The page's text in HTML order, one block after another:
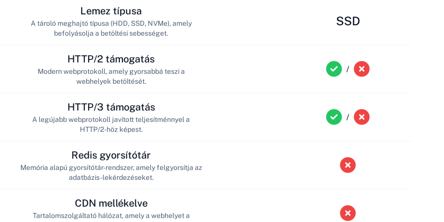
Lemez típusa
A tároló meghajtó típusa (HDD, SSD, NVMe), amely
befolyásolja a betöltési sebességet.
SSD
HTTP/2 támogatás
Modern webprotokoll, amely gyorsabbá teszi a
webhelyek betöltését.
/
HTTP/3 támogatás
A legújabb webprotokoll javított teljesítménnyel a
HTTP/2-höz képest.
/
Redis gyorsítótár
Memória alapú gyorsítótár-rendszer, amely felgyorsítja az
adatbázis-lekérdezéseket.
CDN mellékelve
Tartalomszolgáltató hálózat, amely a webhelyet a